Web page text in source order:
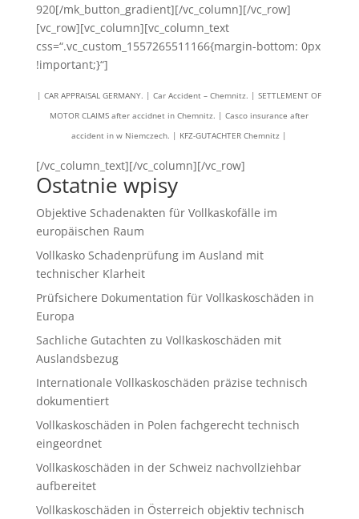
920[/mk_button_gradient][/vc_column][/vc_row]
[vc_row][vc_column][vc_column_text
css=“.vc_custom_1557265511166{margin-bottom: 0px
!important;}“]
| CAR APPRAISAL GERMANY. | Car Accident – Chemnitz. | SETTLEMENT OF
MOTOR CLAIMS after accidnet in Chemnitz. | Casco insurance after
accident in w Niemczech. | KFZ-GUTACHTER Chemnitz |
[/vc_column_text][/vc_column][/vc_row]
Ostatnie wpisy
Objektive Schadenakten für Vollkaskofälle im
europäischen Raum
Vollkasko Schadenprüfung im Ausland mit
technischer Klarheit
Prüfsichere Dokumentation für Vollkaskoschäden in
Europa
Sachliche Gutachten zu Vollkaskoschäden mit
Auslandsbezug
Internationale Vollkaskoschäden präzise technisch
dokumentiert
Vollkaskoschäden in Polen fachgerecht technisch
eingeordnet
Vollkaskoschäden in der Schweiz nachvollziehbar
aufbereitet
Vollkaskoschäden in Österreich objektiv technisch